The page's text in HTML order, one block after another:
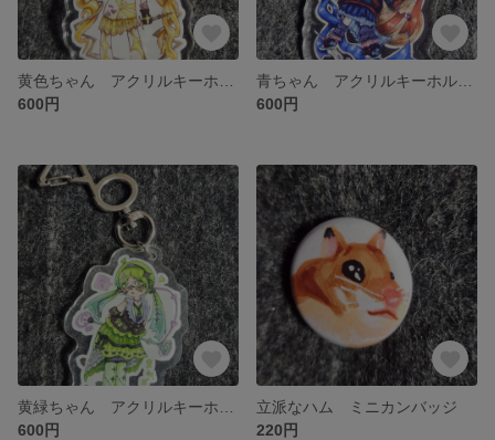
600円
600円
600円
立派なハム ミニカンバッジ
220円